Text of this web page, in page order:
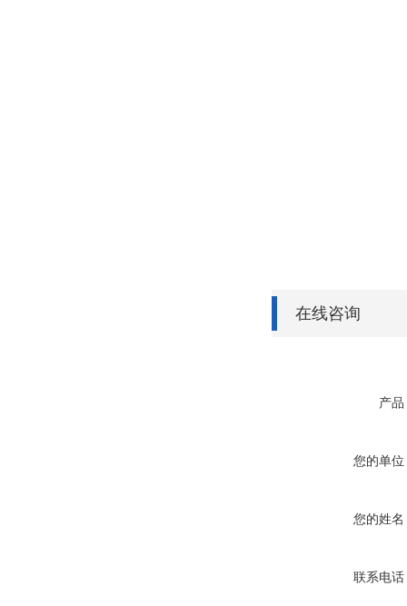
在线咨询
产品
您的单位
您的姓名
联系电话